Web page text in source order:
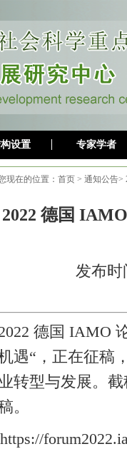
设置 专家学者
现在的位置： 首页 > 通知公告>
2022 德国
发布
德国 IAMO
遇“，正在征稿
转型与发展。
。
https://